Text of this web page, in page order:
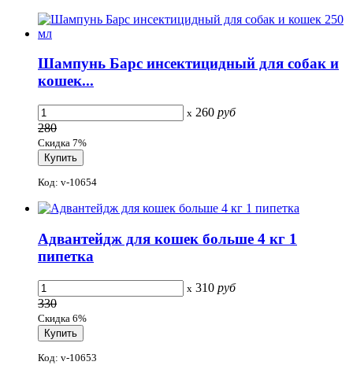
Шампунь Барс инсектицидный для собак и
кошек...
x 260 руб
280
Скидка 7%
Код: v-10654
Адвантейдж для кошек больше 4 кг 1
пипетка
x 310 руб
330
Скидка 6%
Код: v-10653